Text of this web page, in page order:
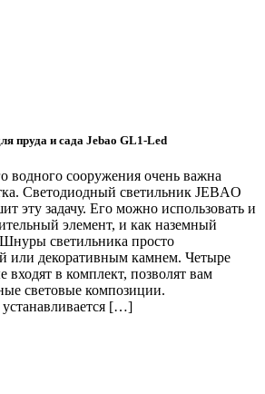
пруда и сада Jebao GL1-Led
водного сооружения очень важна
Светодиодный светильник JEBAO
эту задачу. Его можно использовать и
элемент, и как наземный
светильника просто
или декоративным камнем. Четыре
входят в комплект, позволят вам
световые композиции.
[…]